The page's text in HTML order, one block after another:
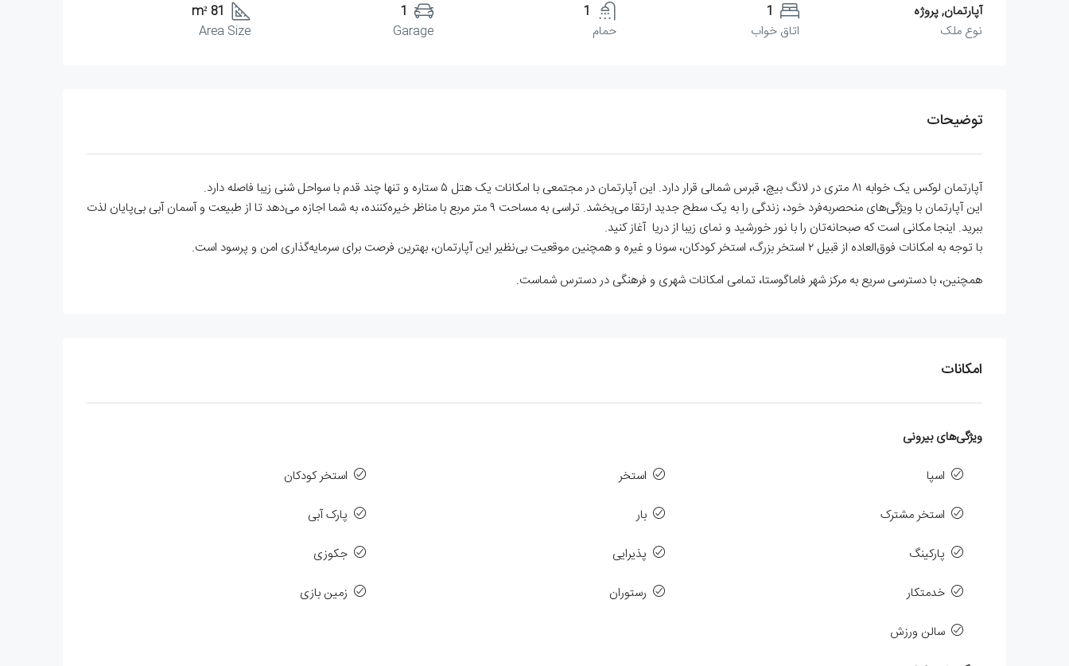
آپارتمان, پروژه
نوع ملک
1
اتاق خواب
1
حمام
1
Garage
81 m²
Area Size
توضیحات
آپارتمان لوکس یک خوابه ۸۱ متری در لانگ بیچ، قبرس شمالی قرار دارد. این آپارتمان در مجتمعی با امکانات یک هتل ۵ ستاره و تنها چند قدم با سواحل شنی زیبا فاصله دارد.
این آپارتمان با ویژگی‌های منحصربه‌فرد خود، زندگی را به یک سطح جدید ارتقا می‌بخشد. تراسی به مساحت ۹ متر مربع با مناظر خیره‌کننده، به شما اجازه می‌دهد تا از طبیعت و آسمان آبی بی‌پایان لذت
ببرید. اینجا مکانی است که صبحانه‌تان را با نور خورشید و نمای زیبا از دریا آغاز کنید.
با توجه به امکانات فوق‌العاده از قبیل ۲ استخر بزرگ، استخر کودکان، سونا و غیره و همچنین موقعیت بی‌نظیر این آپارتمان، بهترین فرصت برای سرمایه‌گذاری امن و پرسود است.
همچنین، با دسترسی سریع به مرکز شهر فاماگوستا، تمامی امکانات شهری و فرهنگی در دسترس شماست.
امکانات
ویژگی‌های بیرونی
اسپا
استخر
استخر کودکان
استخر مشترک
بار
پارک آبی
پارکینگ
پذیرایی
جکوزی
خدمتکار
رستوران
زمین بازی
سالن ورزش